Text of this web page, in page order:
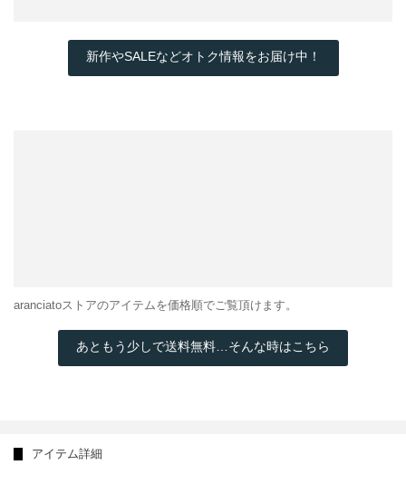
新作やSALEなどオトク情報をお届け中！
aranciatoストアのアイテムを価格順でご覧頂けます。
あともう少しで送料無料…そんな時はこちら
アイテム詳細